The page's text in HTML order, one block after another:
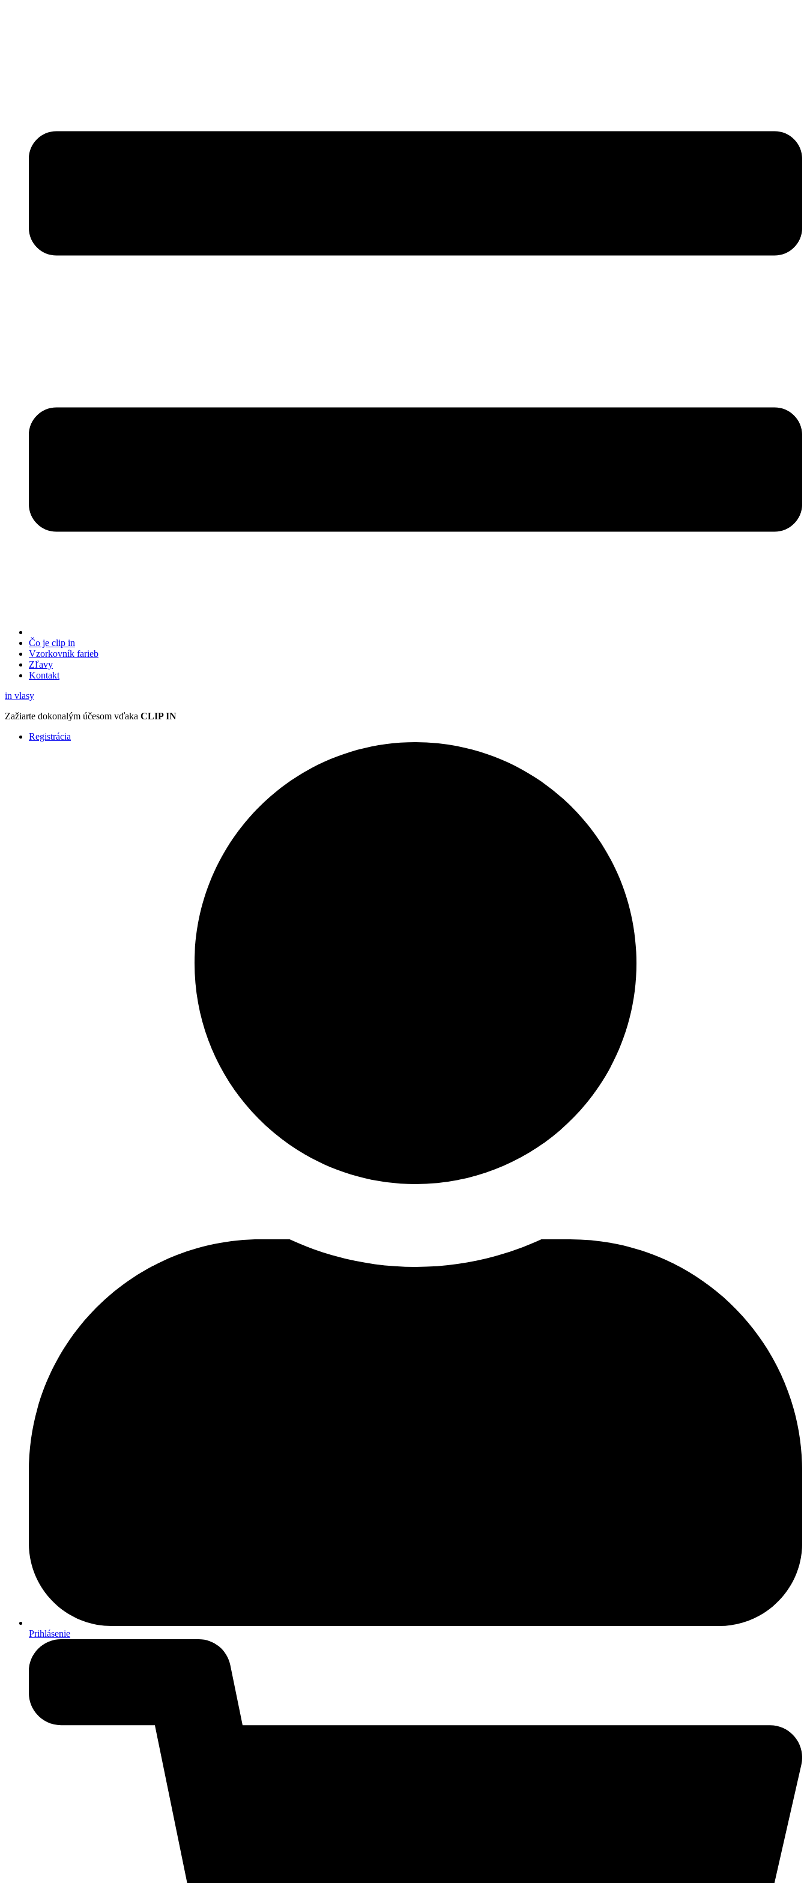
Čo je clip in
Vzorkovník farieb
Zľavy
Kontakt
in vlasy
Zažiarte dokonalým účesom vďaka CLIP IN
Registrácia
Prihlásenie